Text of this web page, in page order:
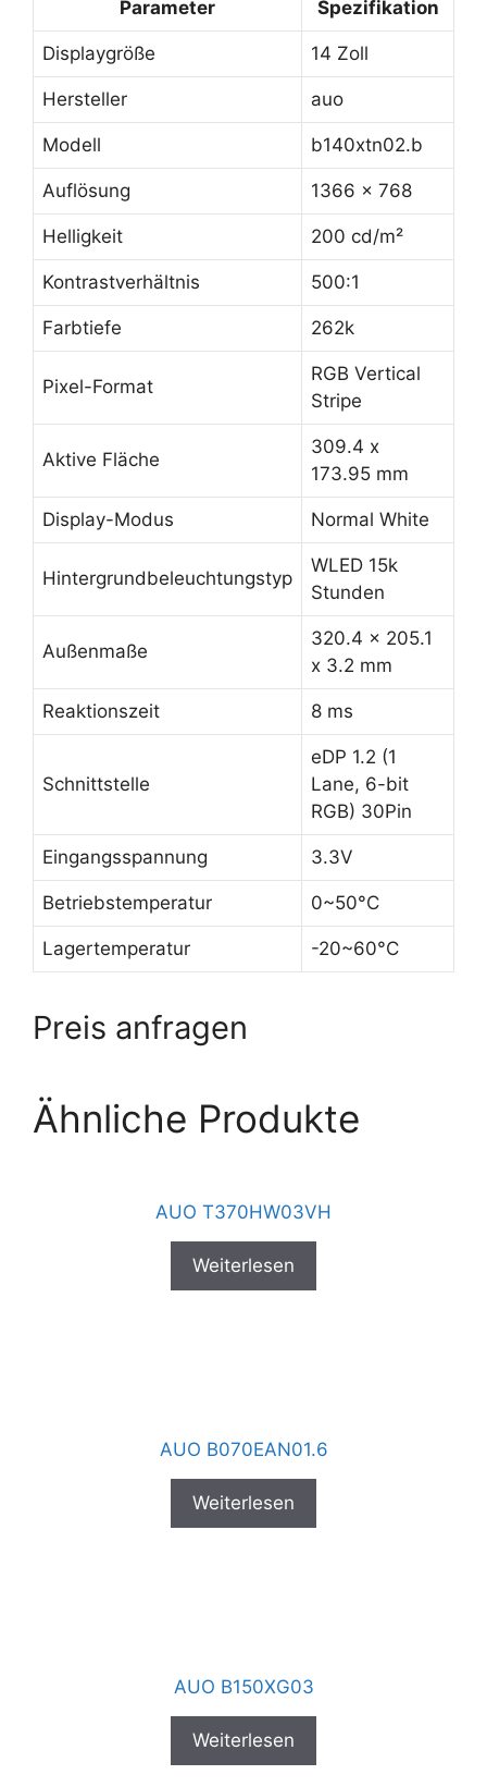
Parameter Spezifikation
Displaygröße 14 Zoll
Hersteller auo
Modell b140xtn02.b
Auflösung 1366 x 768
Helligkeit 200 cd/m²
Kontrastverhältnis 500:1
Farbtiefe 262k
Pixel-Format
RGB Vertical
Stripe
Aktive Fläche
309.4 x
173.95 mm
Display-Modus Normal White
Hintergrundbeleuchtungstyp
WLED 15k
Stunden
Außenmaße
320.4 x 205.1
x 3.2 mm
Reaktionszeit 8 ms
Schnittstelle
eDP 1.2 (1
Lane, 6-bit
RGB) 30Pin
Eingangsspannung 3.3V
Betriebstemperatur 0~50°C
Lagertemperatur -20~60°C
Preis anfragen
Ähnliche Produkte
AUO T370HW03VH
Weiterlesen
AUO B070EAN01.6
Weiterlesen
AUO B150XG03
Weiterlesen